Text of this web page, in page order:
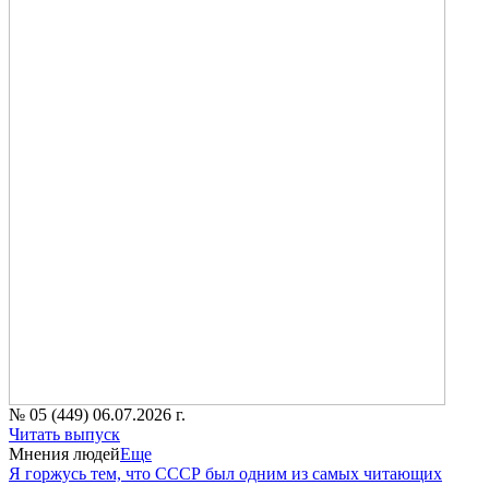
№ 05 (449) 06.07.2026 г.
Читать выпуск
Мнения людейЕще
Я горжусь тем, что СССР был одним из самых читающих